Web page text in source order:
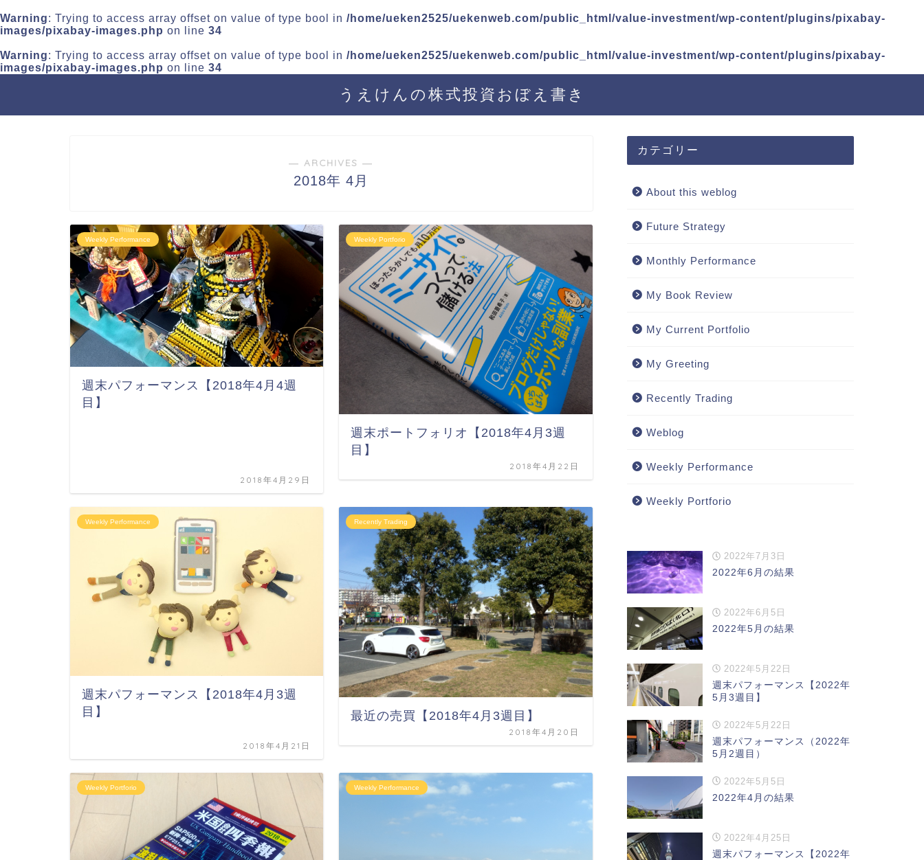
Warning: Trying to access array offset on value of type bool in /home/ueken2525/uekenweb.com/public_html/value-investment/wp-content/plugins/pixabay-
images/pixabay-images.php on line 34
Warning: Trying to access array offset on value of type bool in /home/ueken2525/uekenweb.com/public_html/value-investment/wp-content/plugins/pixabay-
images/pixabay-images.php on line 34
うえけんの株式投資おぼえ書き
― ARCHIVES ―
2018年 4月
Weekly Performance
週末パフォーマンス【2018年4月4週
目】
2018年4月29日
Weekly Portforio
週末ポートフォリオ【2018年4月3週
目】
2018年4月22日
Weekly Performance
週末パフォーマンス【2018年4月3週
目】
2018年4月21日
Recently Trading
最近の売買【2018年4月3週目】
2018年4月20日
Weekly Portforio Weekly Performance
カテゴリー
About this weblog
Future Strategy
Monthly Performance
My Book Review
My Current Portfolio
My Greeting
Recently Trading
Weblog
Weekly Performance
Weekly Portforio
2022年7月3日
2022年6月の結果
2022年6月5日
2022年5月の結果
2022年5月22日
週末パフォーマンス【2022年
5月3週目】
2022年5月22日
週末パフォーマンス（2022年
5月2週目）
2022年5月5日
2022年4月の結果
2022年4月25日
週末パフォーマンス【2022年